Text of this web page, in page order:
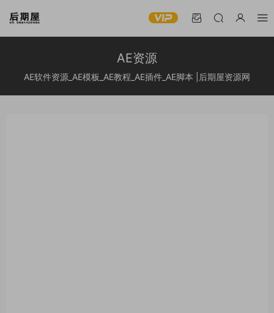
AE资源
AE软件资源_AE模板_AE教程_AE插件_AE脚本 |后期屋资源网